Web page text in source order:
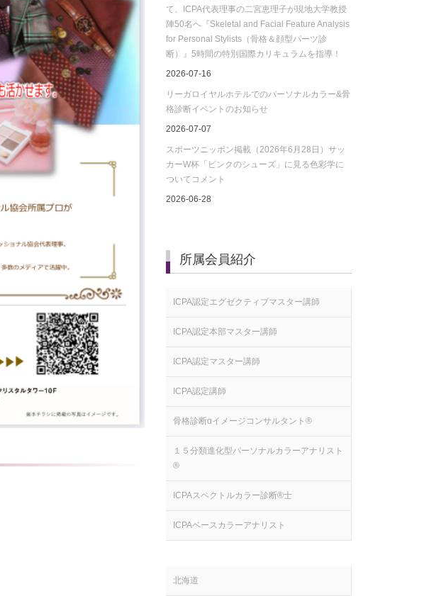
て、ICPA代表理事の二宮恵理子が現地大学教授
陣50名へ『Skeletal and Facial Feature Analysis
for Personal Stylists（骨格＆顔型パーツ診
断）』5時間の特別国際カリキュラムを指導！
2026-07-16
リーガロイヤルホテルでのパーソナルカラー&骨
格診断イベントのお知らせ
2026-07-07
スポーツニッポン掲載（2026年6月28日）サッ
カーW杯「ピンクのシューズ」に見る色彩学に
ついてコメント
2026-06-28
所属会員紹介
ICPA認定エグゼクティブマスター講師
ICPA認定本部マスター講師
ICPA認定マスター講師
ICPA認定講師
骨格診断αイメージコンサルタント®
１５分類進化型パーソナルカラーアナリスト
®
ICPAスペクトルカラー診断®士
ICPAベースカラーアナリスト
北海道